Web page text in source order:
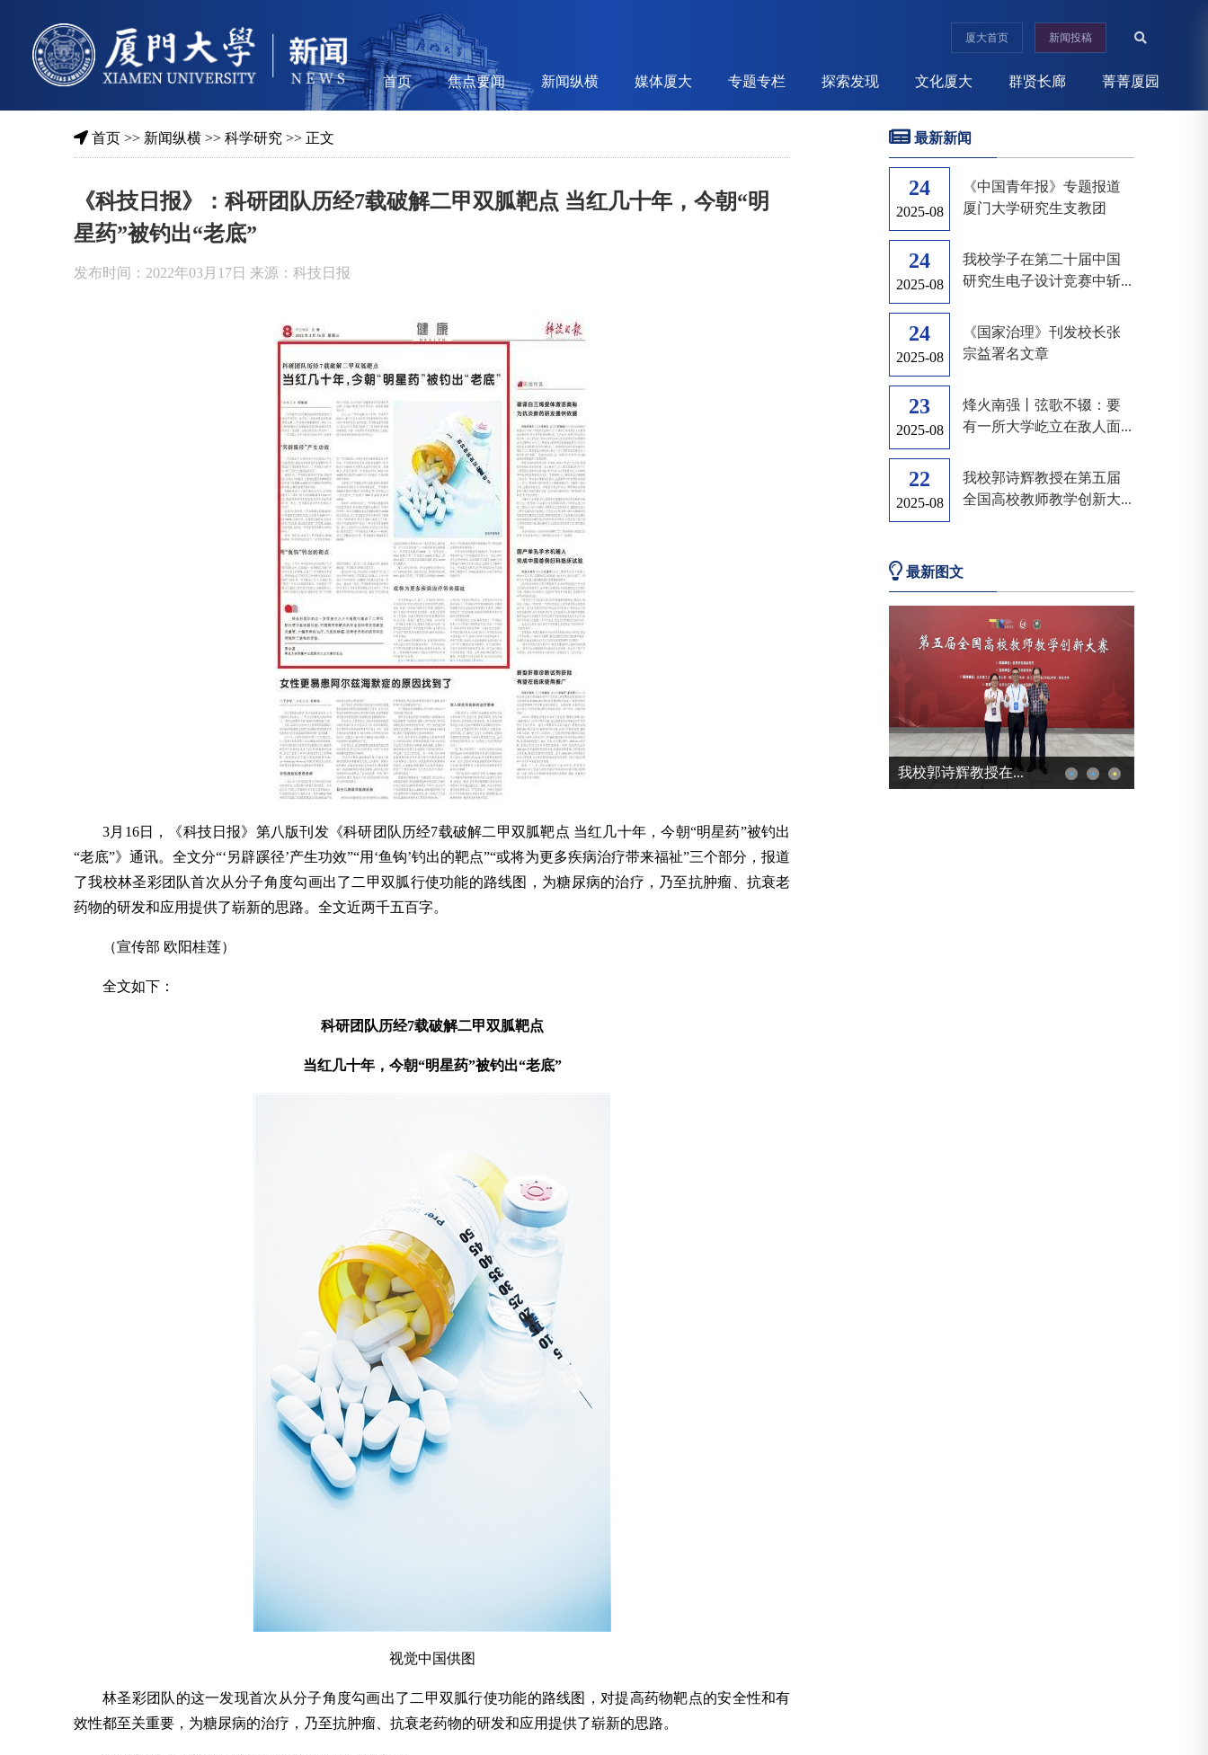
厦大首页 新闻投稿
首页 焦点要闻 新闻纵横 媒体厦大 专题专栏 探索发现 文化厦大 群贤长廊 菁菁厦园
首页 >> 新闻纵横 >>科学研究 >> 正文
《科技日报》：科研团队历经7载破解二甲双胍靶点 当红几十年，今朝“明
星药”被钓出“老底”
发布时间：2022年03月17日 来源：科技日报
3月16日，《科技日报》第八版刊发《科研团队历经7载破解二甲双胍靶点 当红几十年，今朝“明星药”被钓出
“老底”》通讯。全文分“‘另辟蹊径’产生功效”“用‘鱼钩’钓出的靶点”“或将为更多疾病治疗带来福祉”三个部分，报道
了我校林圣彩团队首次从分子角度勾画出了二甲双胍行使功能的路线图，为糖尿病的治疗，乃至抗肿瘤、抗衰老
药物的研发和应用提供了崭新的思路。全文近两千五百字。
（宣传部 欧阳桂莲）
全文如下：
科研团队历经7载破解二甲双胍靶点
当红几十年，今朝“明星药”被钓出“老底”
视觉中国供图
林圣彩团队的这一发现首次从分子角度勾画出了二甲双胍行使功能的路线图，对提高药物靶点的安全性和有
效性都至关重要，为糖尿病的治疗，乃至抗肿瘤、抗衰老药物的研发和应用提供了崭新的思路。
最新新闻
24
2025-08
《中国青年报》专题报道
厦门大学研究生支教团
24
2025-08
我校学子在第二十届中国
研究生电子设计竞赛中斩...
24
2025-08
《国家治理》刊发校长张
宗益署名文章
23
2025-08
烽火南强丨弦歌不辍：要
有一所大学屹立在敌人面...
22
2025-08
我校郭诗辉教授在第五届
全国高校教师教学创新大...
最新图文
《中国青年报》专... 我校郭诗辉教授在...